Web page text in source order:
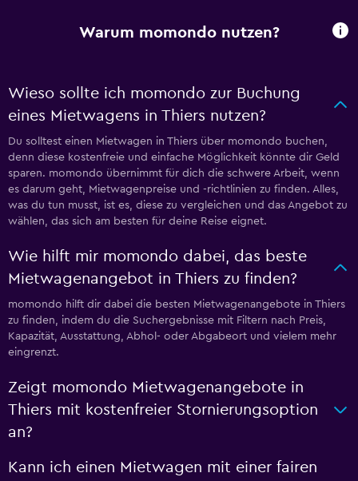
Warum momondo nutzen?
Wieso sollte ich momondo zur Buchung
eines Mietwagens in Thiers nutzen?
Du solltest einen Mietwagen in Thiers über momondo buchen,
denn diese kostenfreie und einfache Möglichkeit könnte dir Geld
sparen. momondo übernimmt für dich die schwere Arbeit, wenn
es darum geht, Mietwagenpreise und -richtlinien zu finden. Alles,
was du tun musst, ist es, diese zu vergleichen und das Angebot zu
wählen, das sich am besten für deine Reise eignet.
Wie hilft mir momondo dabei, das beste
Mietwagenangebot in Thiers zu finden?
momondo hilft dir dabei die besten Mietwagenangebote in Thiers
zu finden, indem du die Suchergebnisse mit Filtern nach Preis,
Kapazität, Ausstattung, Abhol- oder Abgabeort und vielem mehr
eingrenzt.
Zeigt momondo Mietwagenangebote in
Thiers mit kostenfreier Stornierungsoption
an?
Kann ich einen Mietwagen mit einer fairen